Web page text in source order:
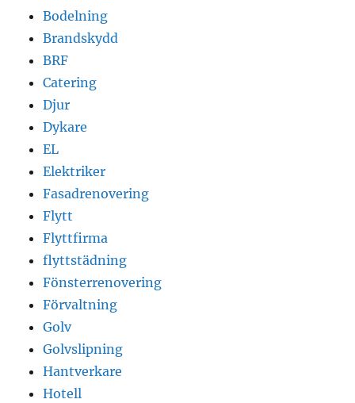
Bodelning
Brandskydd
BRF
Catering
Djur
Dykare
EL
Elektriker
Fasadrenovering
Flytt
Flyttfirma
flyttstädning
Fönsterrenovering
Förvaltning
Golv
Golvslipning
Hantverkare
Hotell